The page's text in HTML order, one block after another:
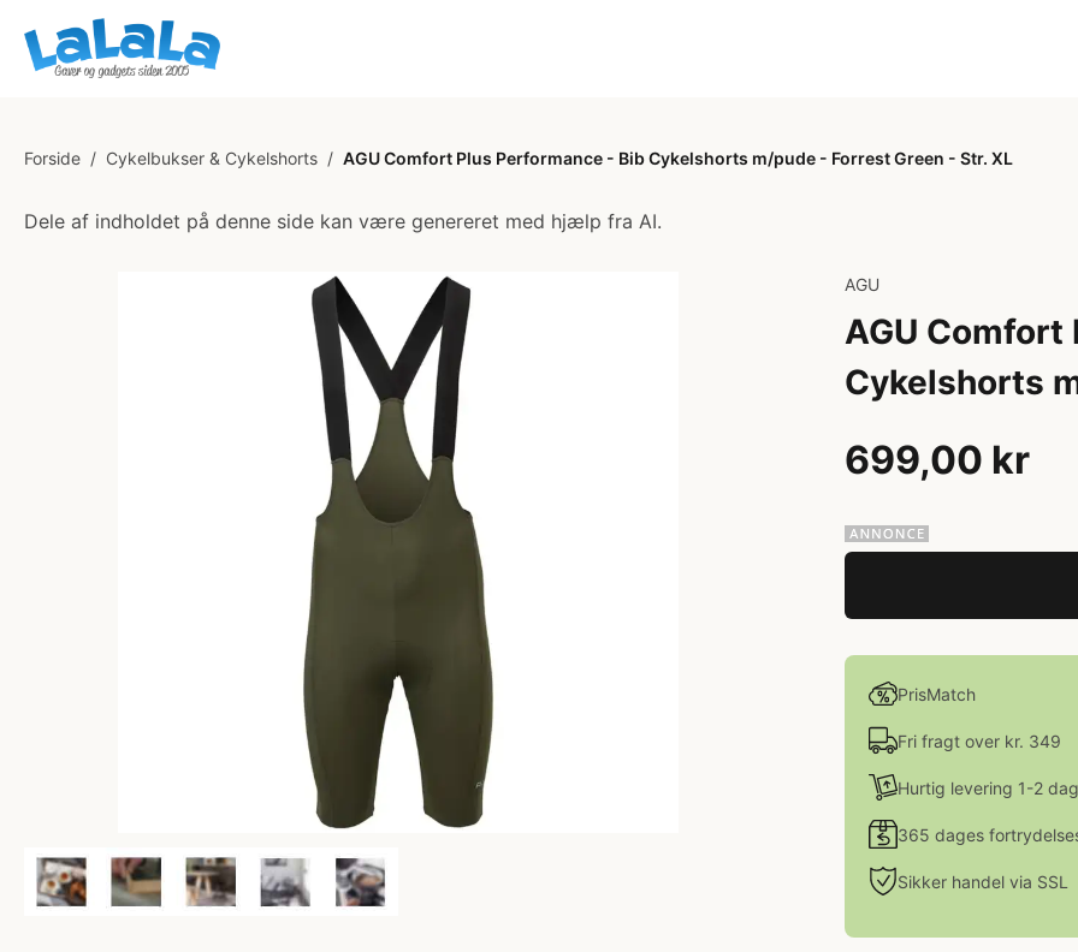
Forside / Cykelbukser & Cykelshorts / AGU Comfort Plus Performance - Bib Cykelshorts m/pude - Forrest Green - Str. XL
Dele af indholdet på denne side kan være genereret med hjælp fra AI.
AGU
AGU Comfort
Cykelshorts
699,00 kr
PrisMatch
Fri fragt over kr. 349
Hurtig levering 1-2
365 dages
Sikker handel via SSL